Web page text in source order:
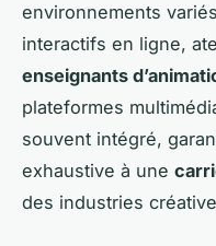
environnements
interactifs en ligne,
enseignants
plateformes
souvent intégré,
exhaustive à une
des industries